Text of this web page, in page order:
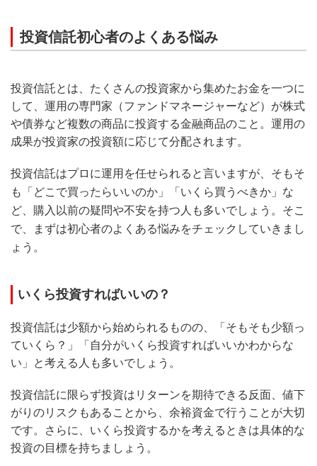
投資信託初心者のよくある悩み
投資信託とは、たくさんの投資家から集めたお金を一つに
して、運用の専門家（ファンドマネージャーなど）が株式
や債券など複数の商品に投資する金融商品のこと。運用の
成果が投資家の投資額に応じて分配されます。
投資信託はプロに運用を任せられると言いますが、そもそ
も「どこで買ったらいいのか」「いくら買うべきか」な
ど、購入以前の疑問や不安を持つ人も多いでしょう。そこ
で、まずは初心者のよくある悩みをチェックしていきまし
ょう。
いくら投資すればいいの？
投資信託は少額から始められるものの、「そもそも少額っ
ていくら？」「自分がいくら投資すればいいかわからな
い」と考える人も多いでしょう。
投資信託に限らず投資はリターンを期待できる反面、値下
がりのリスクもあることから、余裕資金で行うことが大切
です。さらに、いくら投資するかを考えるときは具体的な
投資の目標を持ちましょう。